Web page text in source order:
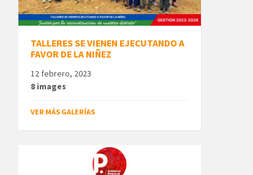
TALLERES SE VIENEN EJECUTANDO A
FAVOR DE LA NIÑEZ
12 febrero, 2023
8 images
VER MÁS GALERÍAS